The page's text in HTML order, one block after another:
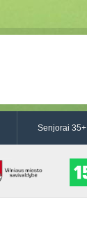
Senjorai 35+